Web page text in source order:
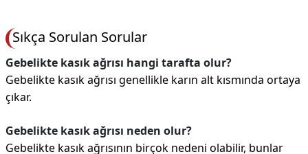
Sıkça Sorulan Sorular
Gebelikte kasık ağrısı hangi tarafta olur?
Gebelikte kasık ağrısı genellikle karın alt kısmında ortaya
çıkar.
Gebelikte kasık ağrısı neden olur?
Gebelikte kasık ağrısının birçok nedeni olabilir, bunlar